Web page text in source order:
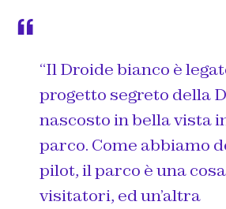
“Il Droide bianco è
progetto segreto della
nascosto in bella vista
parco. Come abbiamo
pilot, il parco è una
visitatori, ed un’altra